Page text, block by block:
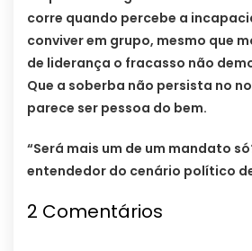
corre quando percebe a
conviver em grupo, mesmo que
de liderança o fracasso não
Que a soberba não persista no
parece ser pessoa do bem.
“Será mais um de um mandato
entendedor do cenário político
2 Comentários